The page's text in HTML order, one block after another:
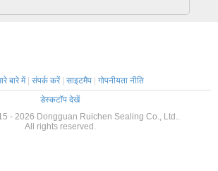
बारे में| संपर्क करें| साइटमैप | गोपनीयता नीति
डेस्कटॉप देखें
- 2026 Dongguan Ruichen Sealing Co., Ltd..
All rights reserved.